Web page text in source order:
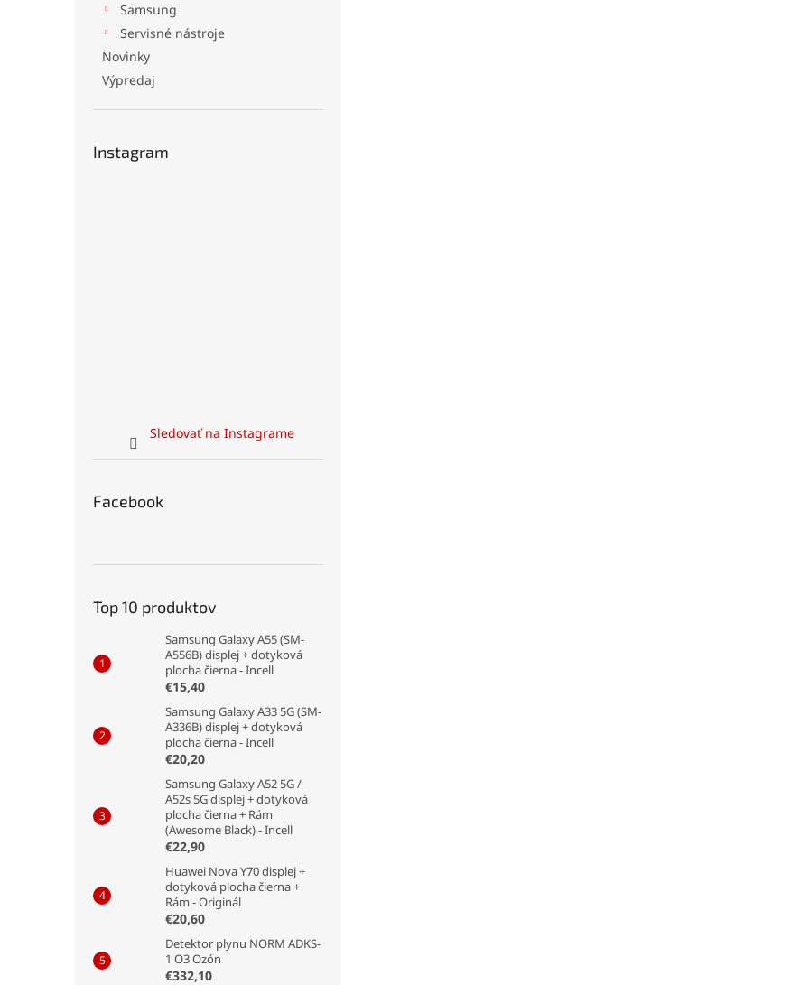
Samsung
Servisné nástroje
Novinky
Výpredaj
Instagram
Sledovať na Instagrame
Facebook
Top 10 produktov
Samsung Galaxy A55 (SM-
A556B) displej + dotyková
plocha čierna - Incell
€15,40
Samsung Galaxy A33 5G (SM-
A336B) displej + dotyková
plocha čierna - Incell
€20,20
Samsung Galaxy A52 5G /
A52s 5G displej + dotyková
plocha čierna + Rám
(Awesome Black) - Incell
€22,90
Huawei Nova Y70 displej +
dotyková plocha čierna +
Rám - Originál
€20,60
Detektor plynu NORM ADKS-
1 O3 Ozón
€332,10